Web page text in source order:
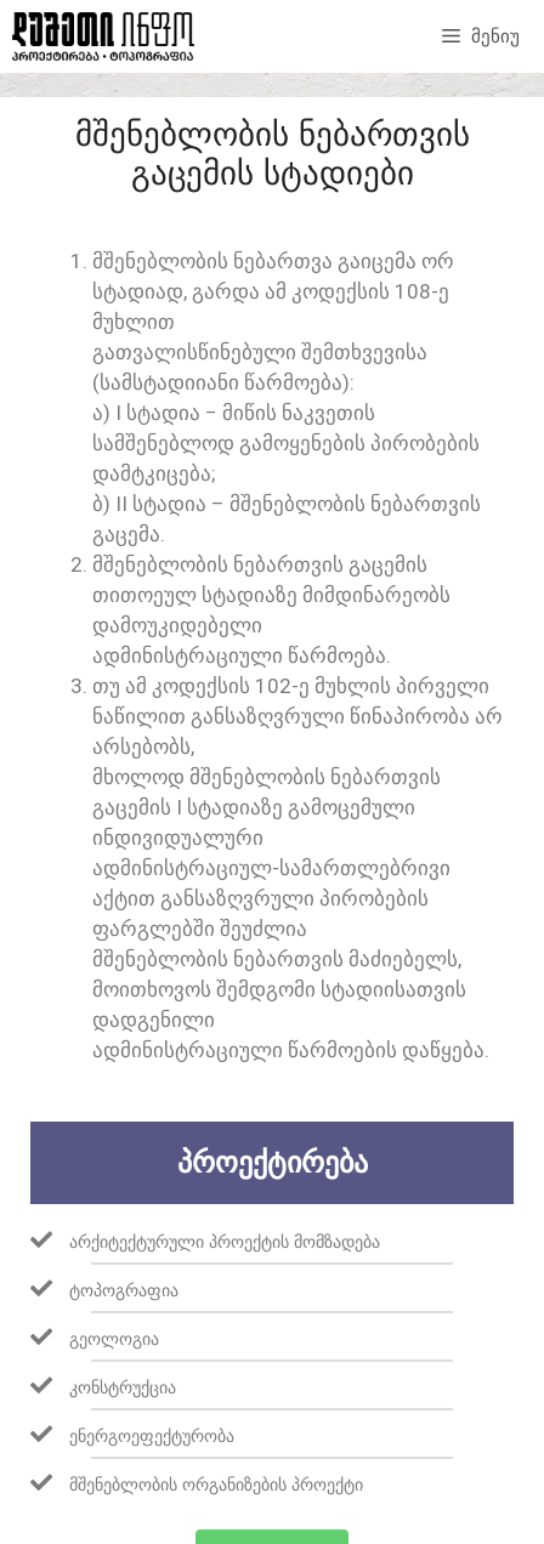
ᲛᲔᲜᲘᲣ
ᲛᲨᲔᲜᲔᲑᲚᲝᲑᲘᲡ ᲜᲔᲑᲐᲠᲗᲕᲘᲡ
ᲒᲐᲪᲔᲛᲘᲡ ᲡᲢᲐᲓᲘᲔᲑᲘ
ᲛᲨᲔᲜᲔᲑᲚᲝᲑᲘᲡ ᲜᲔᲑᲐᲠᲗᲕᲐ ᲒᲐᲘᲪᲔᲛᲐ ᲝᲠ
ᲡᲢᲐᲓᲘᲐᲓ, ᲒᲐᲠᲓᲐ ᲐᲛ ᲙᲝᲓᲔᲥᲡᲘᲡ 108-Ე
ᲛᲣᲮᲚᲘᲗ
ᲒᲐᲗᲕᲐᲚᲘᲡᲬᲘᲜᲔᲑᲣᲚᲘ ᲨᲔᲛᲗᲮᲕᲔᲕᲘᲡᲐ
(ᲡᲐᲛᲡᲢᲐᲓᲘᲘᲐᲜᲘ ᲬᲐᲠᲛᲝᲔᲑᲐ):
Ა) I ᲡᲢᲐᲓᲘᲐ − ᲛᲘᲬᲘᲡ ᲜᲐᲙᲕᲔᲗᲘᲡ
ᲡᲐᲛᲨᲔᲜᲔᲑᲚᲝᲓ ᲒᲐᲛᲝᲧᲔᲜᲔᲑᲘᲡ ᲞᲘᲠᲝᲑᲔᲑᲘᲡ
ᲓᲐᲛᲢᲙᲘᲪᲔᲑᲐ;
Ბ) II ᲡᲢᲐᲓᲘᲐ – ᲛᲨᲔᲜᲔᲑᲚᲝᲑᲘᲡ ᲜᲔᲑᲐᲠᲗᲕᲘᲡ
ᲒᲐᲪᲔᲛᲐ.
ᲛᲨᲔᲜᲔᲑᲚᲝᲑᲘᲡ ᲜᲔᲑᲐᲠᲗᲕᲘᲡ ᲒᲐᲪᲔᲛᲘᲡ
ᲗᲘᲗᲝᲔᲣᲚ ᲡᲢᲐᲓᲘᲐᲖᲔ ᲛᲘᲛᲓᲘᲜᲐᲠᲔᲝᲑᲡ
ᲓᲐᲛᲝᲣᲙᲘᲓᲔᲑᲔᲚᲘ
ᲐᲓᲛᲘᲜᲘᲡᲢᲠᲐᲪᲘᲣᲚᲘ ᲬᲐᲠᲛᲝᲔᲑᲐ.
ᲗᲣ ᲐᲛ ᲙᲝᲓᲔᲥᲡᲘᲡ 102-Ე ᲛᲣᲮᲚᲘᲡ ᲞᲘᲠᲕᲔᲚᲘ
ᲜᲐᲬᲘᲚᲘᲗ ᲒᲐᲜᲡᲐᲖᲦᲕᲠᲣᲚᲘ ᲬᲘᲜᲐᲞᲘᲠᲝᲑᲐ ᲐᲠ
ᲐᲠᲡᲔᲑᲝᲑᲡ,
ᲛᲮᲝᲚᲝᲓ ᲛᲨᲔᲜᲔᲑᲚᲝᲑᲘᲡ ᲜᲔᲑᲐᲠᲗᲕᲘᲡ
ᲒᲐᲪᲔᲛᲘᲡ I ᲡᲢᲐᲓᲘᲐᲖᲔ ᲒᲐᲛᲝᲪᲔᲛᲣᲚᲘ
ᲘᲜᲓᲘᲕᲘᲓᲣᲐᲚᲣᲠᲘ
ᲐᲓᲛᲘᲜᲘᲡᲢᲠᲐᲪᲘᲣᲚ-ᲡᲐᲛᲐᲠᲗᲚᲔᲑᲠᲘᲕᲘ
ᲐᲥᲢᲘᲗ ᲒᲐᲜᲡᲐᲖᲦᲕᲠᲣᲚᲘ ᲞᲘᲠᲝᲑᲔᲑᲘᲡ
ᲤᲐᲠᲒᲚᲔᲑᲨᲘ ᲨᲔᲣᲫᲚᲘᲐ
ᲛᲨᲔᲜᲔᲑᲚᲝᲑᲘᲡ ᲜᲔᲑᲐᲠᲗᲕᲘᲡ ᲛᲐᲫᲘᲔᲑᲔᲚᲡ,
ᲛᲝᲘᲗᲮᲝᲕᲝᲡ ᲨᲔᲛᲓᲒᲝᲛᲘ ᲡᲢᲐᲓᲘᲘᲡᲐᲗᲕᲘᲡ
ᲓᲐᲓᲒᲔᲜᲘᲚᲘ
ᲐᲓᲛᲘᲜᲘᲡᲢᲠᲐᲪᲘᲣᲚᲘ ᲬᲐᲠᲛᲝᲔᲑᲘᲡ ᲓᲐᲬᲧᲔᲑᲐ.
ᲞᲠᲝᲔᲥᲢᲘᲠᲔᲑᲐ
ᲐᲠᲥᲘᲢᲔᲥᲢᲣᲠᲣᲚᲘ ᲞᲠᲝᲔᲥᲢᲘᲡ ᲛᲝᲛᲖᲐᲓᲔᲑᲐ
ᲢᲝᲞᲝᲒᲠᲐᲤᲘᲐ
ᲒᲔᲝᲚᲝᲒᲘᲐ
ᲙᲝᲜᲡᲢᲠᲣᲥᲪᲘᲐ
ᲔᲜᲔᲠᲒᲝᲔᲤᲔᲥᲢᲣᲠᲝᲑᲐ
ᲛᲨᲔᲜᲔᲑᲚᲝᲑᲘᲡ ᲝᲠᲒᲐᲜᲘᲖᲔᲑᲘᲡ ᲞᲠᲝᲔᲥᲢᲘ